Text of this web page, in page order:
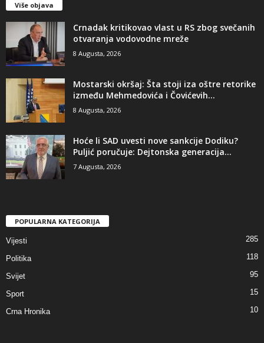
Više objava
​Crnadak kritikovao vlast u RS zbog svečanih
otvaranja vodovodne mreže
8 Augusta, 2026
Mostarski okršaj: Šta stoji iza oštre retorike
između Mehmedovića i Čovićevih...
8 Augusta, 2026
​Hoće li SAD uvesti nove sankcije Dodiku?
Puljić poručuje: Dejtonska generacija...
7 Augusta, 2026
POPULARNA KATEGORIJA
Vijesti 285
Politika 118
Svijet 95
Sport 15
Crna Hronika 10